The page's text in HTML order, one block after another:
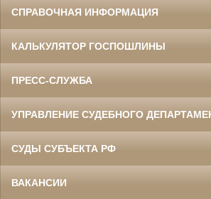
СПРАВОЧНАЯ ИНФОРМАЦИЯ
КАЛЬКУЛЯТОР ГОСПОШЛИНЫ
ПРЕСС-СЛУЖБА
УПРАВЛЕНИЕ СУДЕБНОГО
СУДЫ СУБЪЕКТА РФ
ВАКАНСИИ